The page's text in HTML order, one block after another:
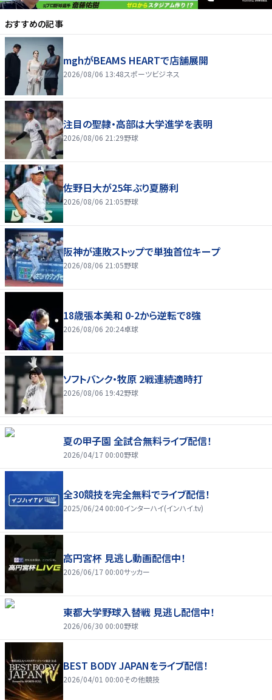
おすすめの記事
mghがBEAMS HEARTで店舗展開
2026/08/06 13:48スポーツビジネス
注目の聖隷・高部は大学進学を表明
2026/08/06 21:29野球
佐野日大が25年ぶり夏勝利
2026/08/06 21:05野球
阪神が連敗ストップで単独首位キープ
2026/08/06 21:05野球
18歳張本美和 0-2から逆転で8強
2026/08/06 20:24卓球
ソフトバンク・牧原 2戦連続適時打
2026/08/06 19:42野球
夏の甲子園 全試合無料ライブ配信！
2026/04/17 00:00野球
全30競技を完全無料でライブ配信！
2025/06/24 00:00インターハイ(インハイ.tv)
高円宮杯 見逃し動画配信中！
2026/06/17 00:00サッカー
東都大学野球入替戦 見逃し配信中！
2026/06/30 00:00野球
BEST BODY JAPANをライブ配信！
2026/04/01 00:00その他競技